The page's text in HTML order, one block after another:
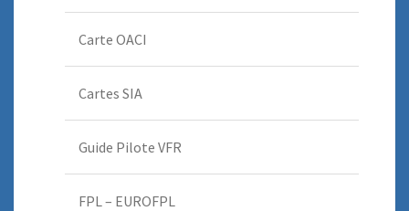
Carte OACI
Cartes SIA
Guide Pilote VFR
FPL – EUROFPL